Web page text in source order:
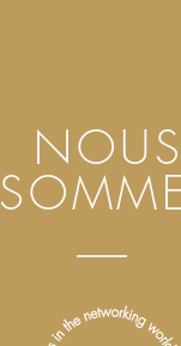
NOUS